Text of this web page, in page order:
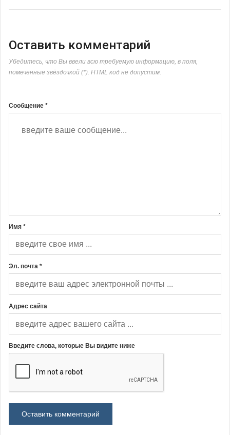
Оставить комментарий
Убедитесь, что Вы ввели всю требуемую информацию, в поля,
помеченные звёздочкой (*). HTML код не допустим.
Сообщение *
Имя *
Эл. почта *
Адрес сайта
Введите слова, которые Вы видите ниже